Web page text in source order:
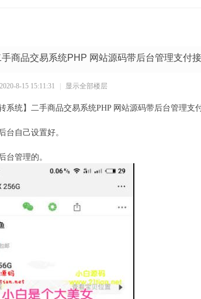
手商品交易系统PHP 网站源码带后台管理支付
8-15 15:11:31 | 显示全部楼层
转系统】二手商品交易系统PHP 网站源码带后台管理支
台自己设置好。
台管理的。